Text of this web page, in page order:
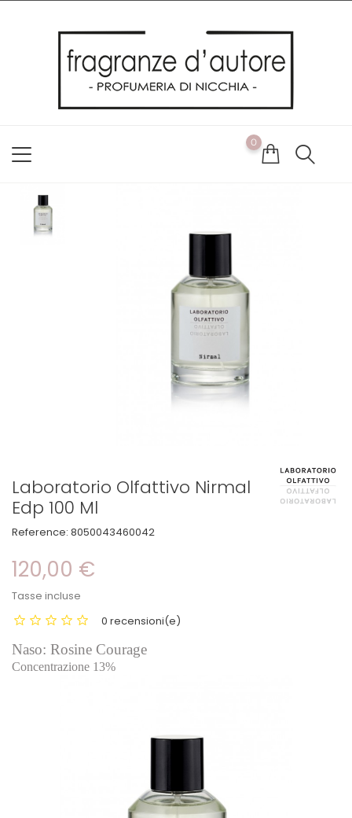
Utilizziamo i cookie per offrirti la migliore esperienza possibile
sul nostro sito web. Cliccando su OK, acconsenti alla nostra
politica sui cookie. Se desideri modificare le tue preferenze sui
cookie, puoi farlo
0
Laboratorio Olfattivo Nirmal
Edp 100 Ml
Reference: 8050043460042
120,00 €
Tasse incluse
0 recensioni(e)
Naso: Rosine Courage
Concentrazione 13%